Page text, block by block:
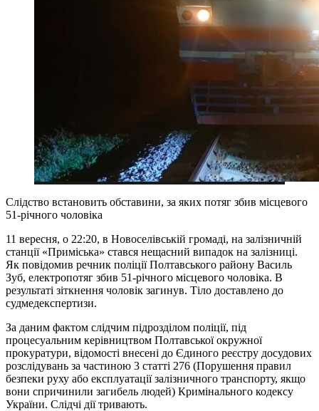
Слідство встановить обставини, за яких потяг збив місцевого
51-річного чоловіка
11 вересня, о 22:20, в Новоселівській громаді, на залізничній
станції «Приміська» стався нещасний випадок на залізниці.
Як повідомив речник поліції Полтавського району Василь
Зуб, електропотяг збив 51-річного місцевого чоловіка. В
результаті зіткнення чоловік загинув. Тіло доставлено до
судмедекспертизи.
За даним фактом слідчим підрозділом поліції, під
процесуальним керівництвом Полтавської окружної
прокуратури, відомості внесені до Єдиного реєстру досудових
розслідувань за частиною 3 статті 276 (Порушення правил
безпеки руху або експлуатації залізничного транспорту, якщо
вони спричинили загибель людей) Кримінального кодексу
України. Слідчі дії тривають.